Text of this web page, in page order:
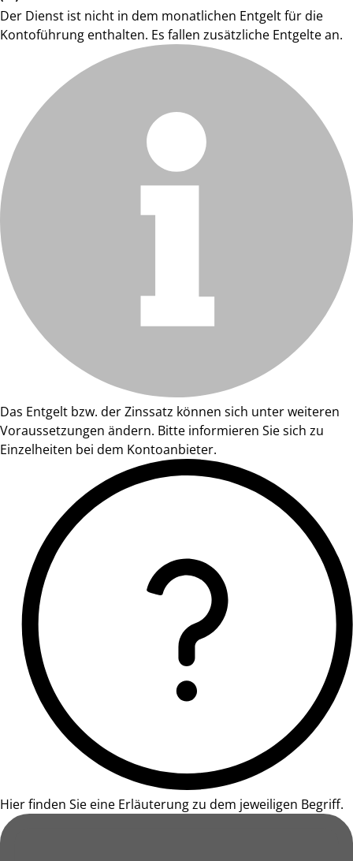
Der Dienst ist nicht in dem monatlichen Entgelt für die
Kontoführung enthalten. Es fallen zusätzliche Entgelte an.
Das Entgelt bzw. der Zinssatz können sich unter weiteren
Voraussetzungen ändern. Bitte informieren Sie sich zu
Einzelheiten bei dem Kontoanbieter.
Hier finden Sie eine Erläuterung zu dem jeweiligen Begriff.